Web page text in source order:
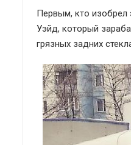
Первым, кто изобрел
Уэйд, который
грязных задних